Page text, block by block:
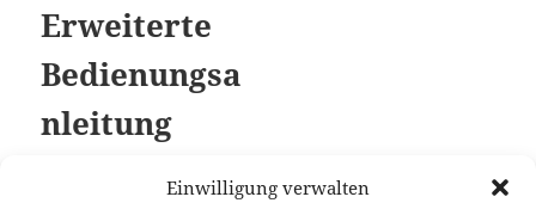
Einwilligung verwalten
Erweiterte
Bedienungsa
nleitung
Jetzt herunterladen!